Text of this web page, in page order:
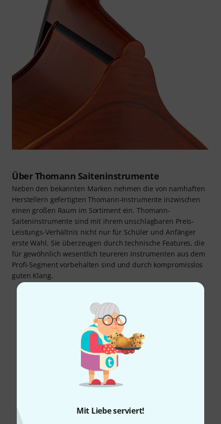
Mit Liebe serviert!
Über Thomann Saiteninstrumente
Neben den bekannten Marken nehmen die von namhaften
Herstellern gefertigten Thomann-Instrumente inzwischen
einen großen Raum im Sortiment ein. Thomann-
Saiteninstrumente sind mit ihrem unschlagbaren Preis-
Leistungs-Verhältnis nicht nur für Schüler und Anfänger
erste Wahl. Sie überzeugen durch technische Features, die
für gewöhnlich wesentlich teureren Instrumenten aus dem
Profi-Segment vorbehalten sind und durch kompromisslos
guten Klang.